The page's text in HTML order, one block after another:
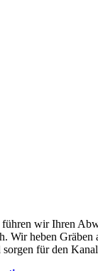
wir Ihren
Wir heben Gräben
für den